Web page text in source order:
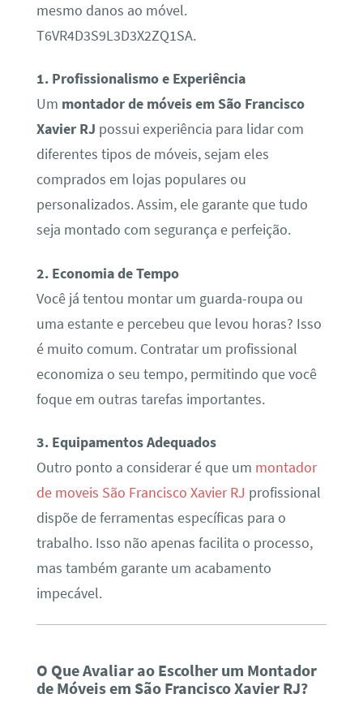
mesmo danos ao móvel.
T6VR4D3S9L3D3X2ZQ1SA.
1. Profissionalismo e Experiência
Um montador de móveis em São Francisco
Xavier RJ possui experiência para lidar com
diferentes tipos de móveis, sejam eles
comprados em lojas populares ou
personalizados. Assim, ele garante que tudo
seja montado com segurança e perfeição.
2. Economia de Tempo
Você já tentou montar um guarda-roupa ou
uma estante e percebeu que levou horas? Isso
é muito comum. Contratar um profissional
economiza o seu tempo, permitindo que você
foque em outras tarefas importantes.
3. Equipamentos Adequados
Outro ponto a considerar é que um montador
de moveis São Francisco Xavier RJ profissional
dispõe de ferramentas específicas para o
trabalho. Isso não apenas facilita o processo,
mas também garante um acabamento
impecável.
O Que Avaliar ao Escolher um Montador
de Móveis em São Francisco Xavier RJ?